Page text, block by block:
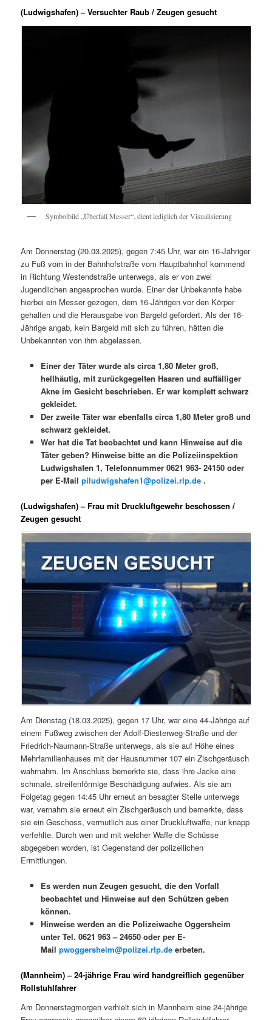
(Ludwigshafen) – Versuchter Raub / Zeugen gesucht
Symbolbild „Überfall Messer“, dient lediglich der Visualisierung
Am Donnerstag (20.03.2025), gegen 7:45 Uhr, war ein 16-Jähriger
zu Fuß vom in der Bahnhofstraße vom Hauptbahnhof kommend
in Richtung Westendstraße unterwegs, als er von zwei
Jugendlichen angesprochen wurde. Einer der Unbekannte habe
hierbei ein Messer gezogen, dem 16-Jährigen vor den Körper
gehalten und die Herausgabe von Bargeld gefordert. Als der 16-
Jährige angab, kein Bargeld mit sich zu führen, hätten die
Unbekannten von ihm abgelassen.
Einer der Täter wurde als circa 1,80 Meter groß,
hellhäutig, mit zurückgegelten Haaren und auffälliger
Akne im Gesicht beschrieben. Er war komplett schwarz
gekleidet.
Der zweite Täter war ebenfalls circa 1,80 Meter groß und
schwarz gekleidet.
Wer hat die Tat beobachtet und kann Hinweise auf die
Täter geben? Hinweise bitte an die Polizeiinspektion
Ludwigshafen 1, Telefonnummer 0621 963- 24150 oder
per E-Mail piludwigshafen1@polizei.rlp.de.
(Ludwigshafen) – Frau mit Druckluftgewehr beschossen /
Zeugen gesucht
Am Dienstag (18.03.2025), gegen 17 Uhr, war eine 44-Jährige auf
einem Fußweg zwischen der Adolf-Diesterweg-Straße und der
Friedrich-Naumann-Straße unterwegs, als sie auf Höhe eines
Mehrfamilienhauses mit der Hausnummer 107 ein Zischgeräusch
wahrnahm. Im Anschluss bemerkte sie, dass ihre Jacke eine
schmale, streifenförmige Beschädigung aufwies. Als sie am
Folgetag gegen 14:45 Uhr erneut an besagter Stelle unterwegs
war, vernahm sie erneut ein Zischgeräusch und bemerkte, dass
sie ein Geschoss, vermutlich aus einer Druckluftwaffe, nur knapp
verfehlte. Durch wen und mit welcher Waffe die Schüsse
abgegeben worden, ist Gegenstand der polizeilichen
Ermittlungen.
Es werden nun Zeugen gesucht, die den Vorfall
beobachtet und Hinweise auf den Schützen geben
können.
Hinweise werden an die Polizeiwache Oggersheim
unter Tel. 0621 963 – 24650 oder per E-
Mail pwoggersheim@polizei.rlp.deerbeten.
(Mannheim) – 24-jährige Frau wird handgreiflich gegenüber
Rollstuhlfahrer
Am Donnerstagmorgen verhielt sich in Mannheim eine 24-jährige